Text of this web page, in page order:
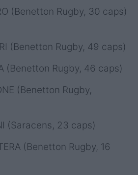
(Benetton Rugby, 30 caps)
(Benetton Rugby, 49 caps)
(Benetton Rugby, 46 caps)
(Benetton Rugby,
(Saracens, 23 caps)
(Benetton Rugby, 16